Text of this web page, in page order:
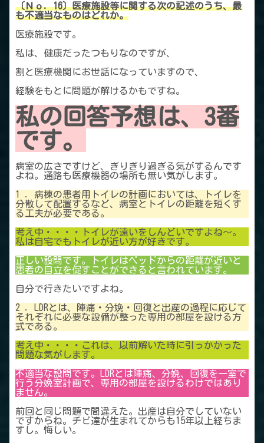
〔Ｎｏ．16〕医療施設等に関する次の記述のうち、最
も不適当なものはどれか。
医療施設です。
私は、健康だったつもりなのですが、
割と医療機関にお世話になっていますので、
経験をもとに問題が解けるかもですね。
私の回答予想は、3番
です。
病室の広さですけど、ぎりぎり過ぎる気がするんです
よね。通路も医療機器の場所も無い気がします。
1 ．病棟の患者用トイレの計画においては、トイレを
分散して配置するなど、病室とトイレの距離を短くす
る工夫が必要である。
考え中・・・・トイレが遠いをしんどいですよね～。
私は自宅でもトイレが近い方が好きです。
正しい設問です。トイレはベッドからの距離が近いと
患者の自立を促すことができると言われています。
自分で行きたいですよね。
2 ．LDRとは、陣痛・分娩・回復と出産の過程に応じて
それぞれに必要な設備が整った専用の部屋を設ける方
式である。
考え中・・・・これは、以前解いた時に引っかかった
問題な気がします。
不適当な設問です。LDRとは陣痛、分娩、回復を一室で
行う分娩室計画で、専用の部屋を設けるわけではあり
ません。
前回と同じ問題で間違えた。出産は自分でしていない
ですからね。チビ達が生まれてからも15年以上経ちま
すし。悔しい。